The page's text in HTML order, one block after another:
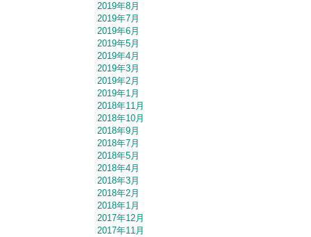
2019年8月
2019年7月
2019年6月
2019年5月
2019年4月
2019年3月
2019年2月
2019年1月
2018年11月
2018年10月
2018年9月
2018年7月
2018年5月
2018年4月
2018年3月
2018年2月
2018年1月
2017年12月
2017年11月